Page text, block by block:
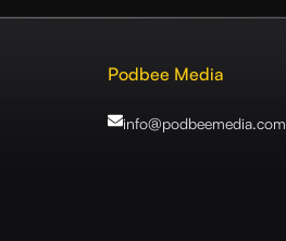
Podbee Media
info@podbeemedia.com